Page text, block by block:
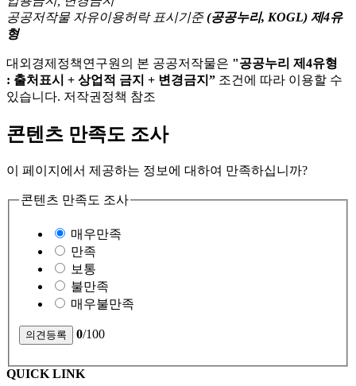
공공저작물 자유이용허락 표시기준 (공공누리, KOGL) 제4유
형
대외경제정책연구원의 본 공공저작물은 "공공누리 제4유형
: 출처표시 + 상업적 금지 + 변경금지” 조건에 따라 이용할 수
있습니다. 저작권정책 참조
콘텐츠 만족도 조사
이 페이지에서 제공하는 정보에 대하여 만족하십니까?
콘텐츠 만족도 조사
매우만족
만족
보통
불만족
매우불만족
0/100
QUICK LINK